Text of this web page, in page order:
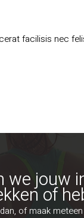
facilisis nec
we jouw
of
of maak